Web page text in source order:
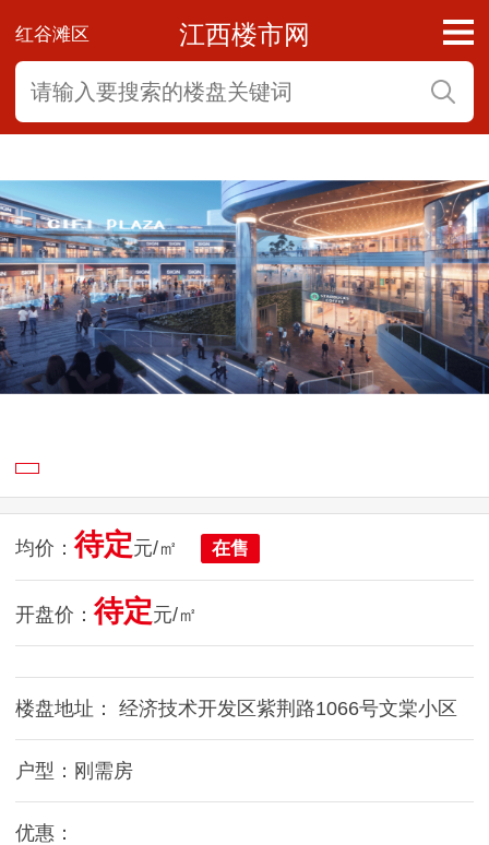
红谷滩区 江西楼市网
均价： 待定元/㎡ 在售
开盘价： 待定元/㎡
楼盘地址： 经济技术开发区紫荆路1066号文棠小区
户型：刚需房
优惠：